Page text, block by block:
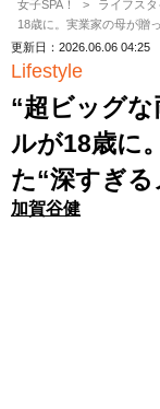
女子SPA！ ライフス
18歳に。実業家の母が贈
更新日：2026.06.06 04:25
Lifestyle
“超ビッグ
ルが18歳に
た“深すぎ
加賀谷健